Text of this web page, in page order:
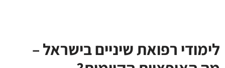
לימודי רפואת שיניים בישראל –